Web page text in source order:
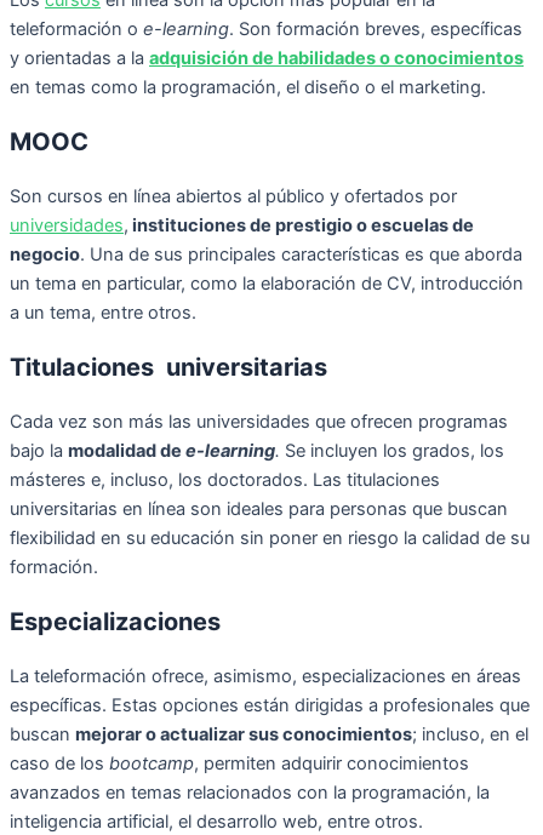
teleformación o e-learning. Son formación breves, específicas
y orientadas a la adquisición de habilidades o conocimientos
en temas como la programación, el diseño o el marketing.
MOOC
Son cursos en línea abiertos al público y ofertados por
universidades, instituciones de prestigio o escuelas de
negocio. Una de sus principales características es que aborda
un tema en particular, como la elaboración de CV, introducción
a un tema, entre otros.
Titulaciones universitarias
Cada vez son más las universidades que ofrecen programas
bajo la modalidad de e-learning. Se incluyen los grados, los
másteres e, incluso, los doctorados. Las titulaciones
universitarias en línea son ideales para personas que buscan
flexibilidad en su educación sin poner en riesgo la calidad de su
formación.
Especializaciones
La teleformación ofrece, asimismo, especializaciones en áreas
específicas. Estas opciones están dirigidas a profesionales que
buscan mejorar o actualizar sus conocimientos; incluso, en el
caso de los bootcamp, permiten adquirir conocimientos
avanzados en temas relacionados con la programación, la
inteligencia artificial, el desarrollo web, entre otros.